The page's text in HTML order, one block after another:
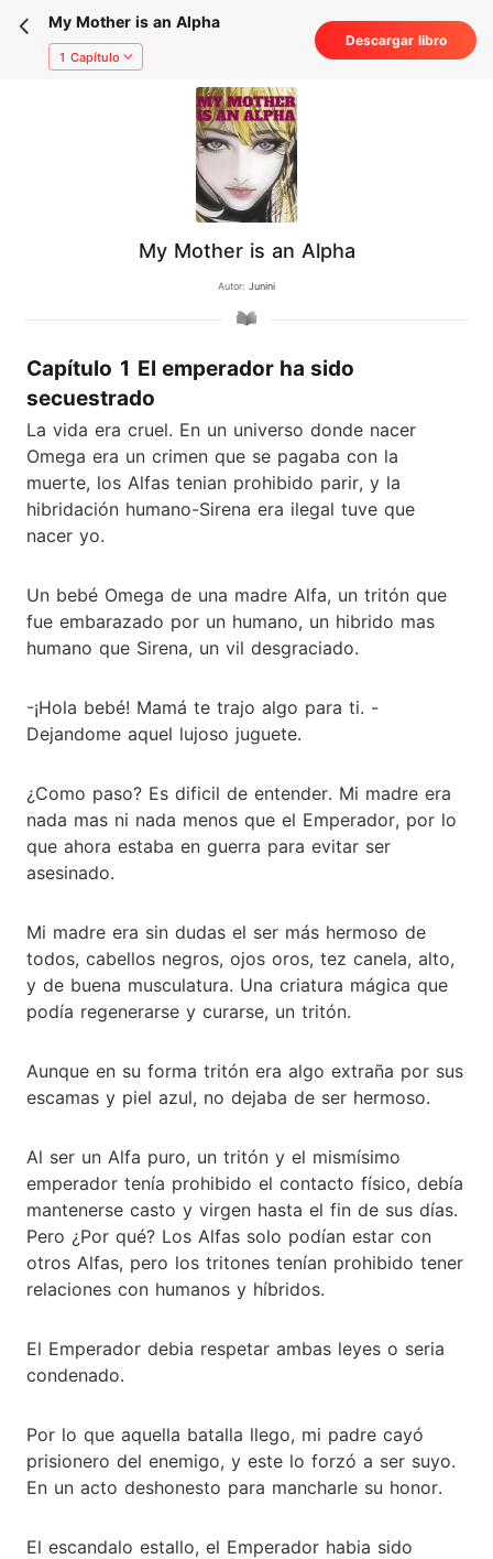
My Mother is an Alpha
1 Capítulo
Descargar libro
My Mother is an Alpha
Autor: Junini
Capítulo 1 El emperador ha sido
secuestrado
La vida era cruel. En un universo donde nacer
Omega era un crimen que se pagaba con la
muerte, los Alfas tenian prohibido parir, y la
hibridación humano-Sirena era ilegal tuve que
nacer yo.
Un bebé Omega de una madre Alfa, un tritón que
fue embarazado por un humano, un hibrido mas
humano que Sirena, un vil desgraciado.
-¡Hola bebé! Mamá te trajo algo para ti. -
Dejandome aquel lujoso juguete.
¿Como paso? Es dificil de entender. Mi madre era
nada mas ni nada menos que el Emperador, por lo
que ahora estaba en guerra para evitar ser
asesinado.
Mi madre era sin dudas el ser más hermoso de
todos, cabellos negros, ojos oros, tez canela, alto,
y de buena musculatura. Una criatura mágica que
podía regenerarse y curarse, un tritón.
Aunque en su forma tritón era algo extraña por sus
escamas y piel azul, no dejaba de ser hermoso.
Al ser un Alfa puro, un tritón y el mismísimo
emperador tenía prohibido el contacto físico, debía
mantenerse casto y virgen hasta el fin de sus días.
Pero ¿Por qué? Los Alfas solo podían estar con
otros Alfas, pero los tritones tenían prohibido tener
relaciones con humanos y híbridos.
El Emperador debia respetar ambas leyes o seria
condenado.
Por lo que aquella batalla llego, mi padre cayó
prisionero del enemigo, y este lo forzó a ser suyo.
En un acto deshonesto para mancharle su honor.
El escandalo estallo, el Emperador habia sido